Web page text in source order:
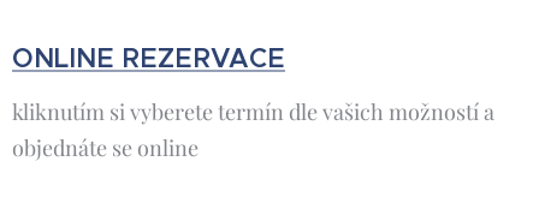
ONLINE REZERVACE
kliknutím si vyberete termín dle vašich možností a
objednáte se online